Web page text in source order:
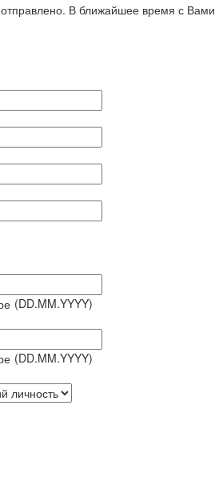
В ближайшее время с Вами
(DD.MM.YYYY)
(DD.MM.YYYY)